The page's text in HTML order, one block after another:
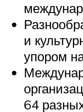
и
упором
64